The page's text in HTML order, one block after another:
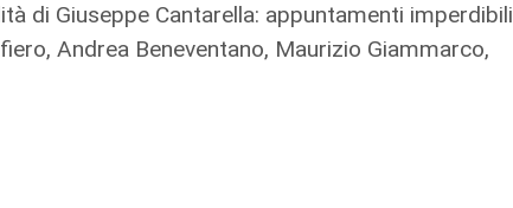
di Giuseppe Cantarella: appuntamenti imperdibili
Andrea Beneventano, Maurizio Giammarco,